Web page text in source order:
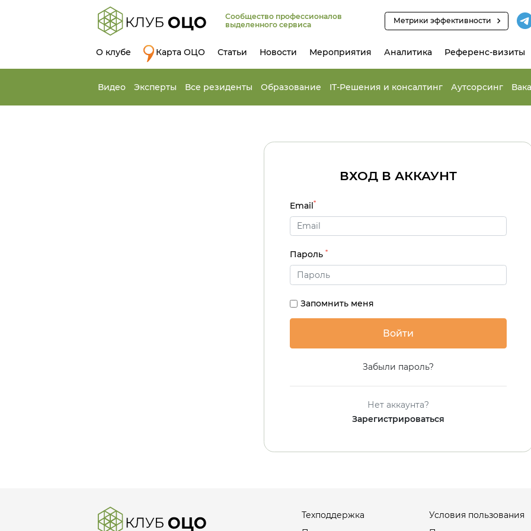
Сообщество профессионалов
выделенного сервиса
Метрики эффективности
О клубе Карта ОЦО Статьи Новости Мероприятия Аналитика Референс-визиты
Видео Эксперты Все резиденты Образование IT-Решения и консалтинг Аутсорсинг
ВХОД В АККАУНТ
Email*
Пароль*
Запомнить меня
Забыли пароль?
Нет аккаунта?
Зарегистрироваться
Техподдержка
Условия пользования